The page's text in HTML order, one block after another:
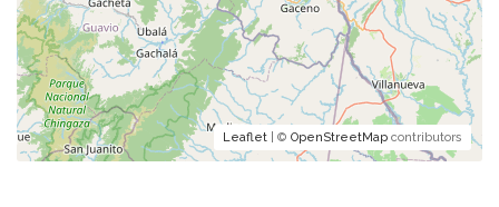
Leaflet | © OpenStreetMap contributors